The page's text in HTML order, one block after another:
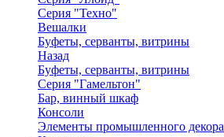
Серия "Техно"
Вешалки
Буфеты, серванты, витрины
Назад
Буфеты, серванты, витрины
Серия "Гамельтон"
Бар, винный шкаф
Консоли
Элементы промышленного декора